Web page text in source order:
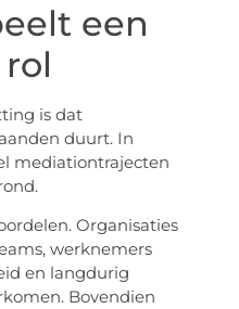
een
is dat
duurt. In
mediationtrajecten
Organisaties
werknemers
en langdurig
Bovendien